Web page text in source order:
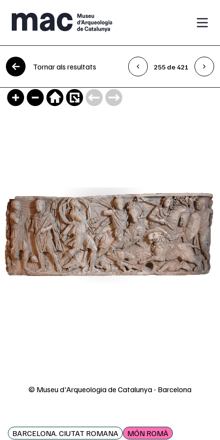
Vés al contingut
Tornar als resultats 255 de 421
© Museu d'Arqueologia de Catalunya - Barcelona
BARCELONA. CIUTAT ROMANA MÓN ROMÀ